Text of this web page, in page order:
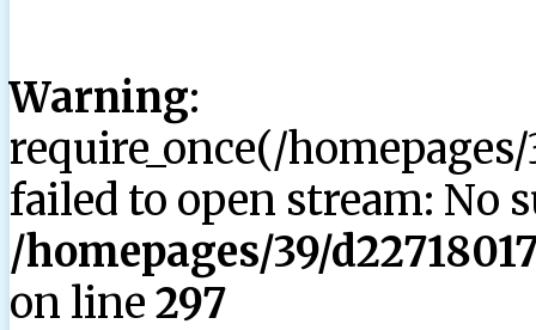
Warning:
require_once(/
failed to open stream: No
/homepages/39/
on line 297